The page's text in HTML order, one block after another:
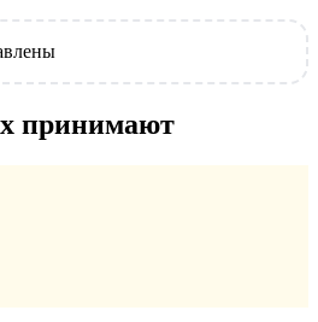
принимают